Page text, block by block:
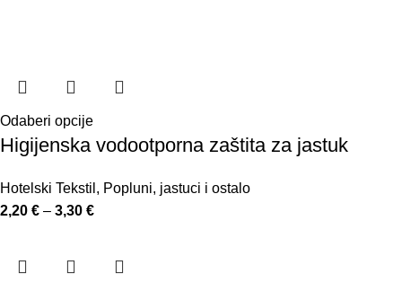
Odaberi opcije
Higijenska vodootporna zaštita za jastuk
Hotelski Tekstil , Popluni, jastuci i ostalo
2,20 € – 3,30 €